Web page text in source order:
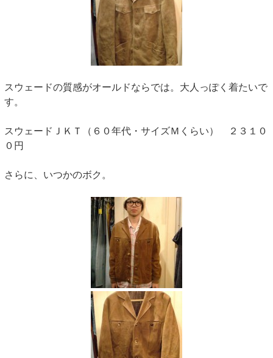
スウェードの質感がオールドならでは。大人っぽく着たいで
す。
スウェードＪＫＴ（６０年代・サイズＭくらい） ２３１０
０円
さらに、いつかのボク。